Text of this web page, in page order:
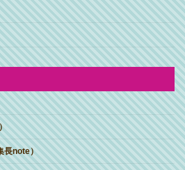
長note）